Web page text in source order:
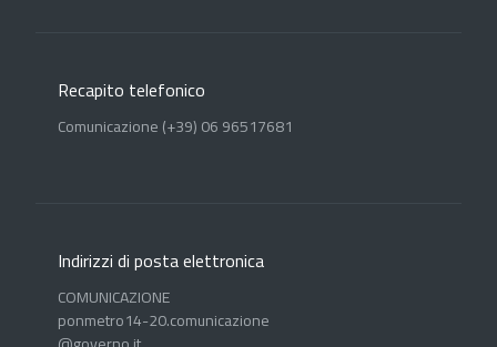
Recapito telefonico
Comunicazione (+39) 06 96517681
Indirizzi di posta elettronica
COMUNICAZIONE
ponmetro14-20.comunicazione